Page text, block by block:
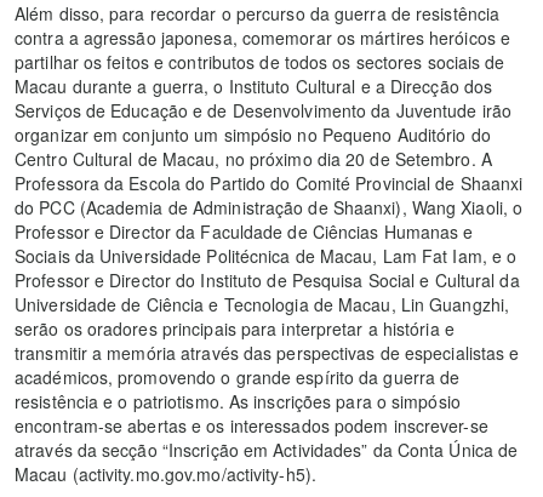
Além disso, para recordar o percurso da guerra de resistência
contra a agressão japonesa, comemorar os mártires heróicos e
partilhar os feitos e contributos de todos os sectores sociais de
Macau durante a guerra, o Instituto Cultural e a Direcção dos
Serviços de Educação e de Desenvolvimento da Juventude irão
organizar em conjunto um simpósio no Pequeno Auditório do
Centro Cultural de Macau, no próximo dia 20 de Setembro. A
Professora da Escola do Partido do Comité Provincial de Shaanxi
do PCC (Academia de Administração de Shaanxi), Wang Xiaoli, o
Professor e Director da Faculdade de Ciências Humanas e
Sociais da Universidade Politécnica de Macau, Lam Fat Iam, e o
Professor e Director do Instituto de Pesquisa Social e Cultural da
Universidade de Ciência e Tecnologia de Macau, Lin Guangzhi,
serão os oradores principais para interpretar a história e
transmitir a memória através das perspectivas de especialistas e
académicos, promovendo o grande espírito da guerra de
resistência e o patriotismo. As inscrições para o simpósio
encontram-se abertas e os interessados podem inscrever-se
através da secção “Inscrição em Actividades” da Conta Única de
Macau (activity.mo.gov.mo/activity-h5).